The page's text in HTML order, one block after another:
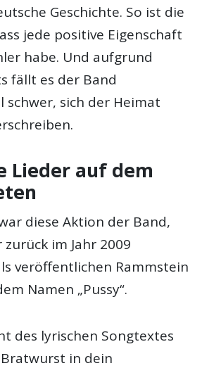
Geschichte. So ist die
jede positive Eigenschaft
habe. Und aufgrund
fällt es der Band
schwer, sich der Heimat
Lieder auf dem
diese Aktion der Band,
im Jahr 2009
veröffentlichen Rammstein
Namen „Pussy“.
des lyrischen Songtextes
Bratwurst in dein